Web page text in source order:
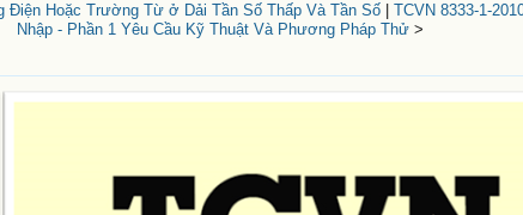
Điện Hoặc Trường Từ ở Dải Tần Số Thấp Và Tần Số| TCVN 8333-1-
Nhập - Phần 1 Yêu Cầu Kỹ Thuật Và Phương Pháp Thử >